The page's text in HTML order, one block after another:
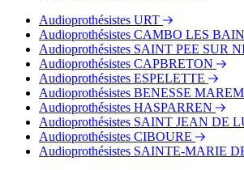
Audioprothésistes URT
Audioprothésistes CAMBO LES
Audioprothésistes SAINT PEE SUR
Audioprothésistes CAPBRETON
Audioprothésistes ESPELETTE
Audioprothésistes BENESSE
Audioprothésistes HASPARREN
Audioprothésistes SAINT JEAN DE
Audioprothésistes CIBOURE
Audioprothésistes SAINTE-MARIE